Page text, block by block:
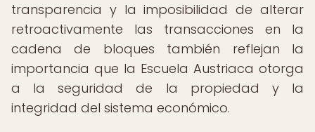
transparencia y la imposibilidad de alterar
retroactivamente las transacciones en la
cadena de bloques también reflejan la
importancia que la Escuela Austriaca otorga
a la seguridad de la propiedad y la
integridad del sistema económico.